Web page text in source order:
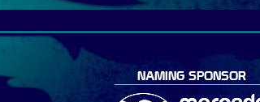
NAMING SPONSOR